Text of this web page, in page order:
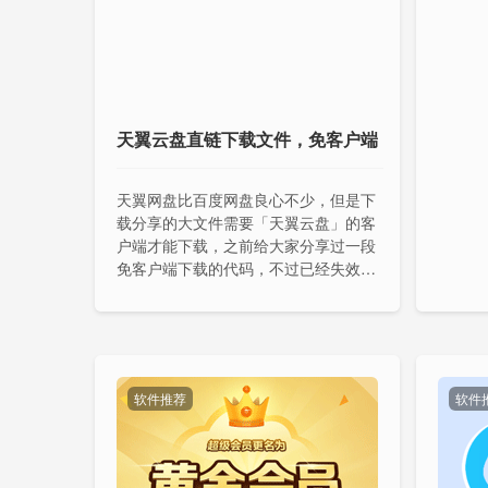
天翼云盘直链下载文件，免客户端
天翼网盘比百度网盘良心不少，但是下
载分享的大文件需要「天翼云盘」的客
户端才能下载，之前给大家分享过一段
免客户端下载的代码，不过已经失效
下载分享的文件。
软件推荐 软件